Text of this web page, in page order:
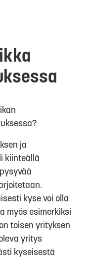
ja
kiinteällä
kyse voi olla
myös esimerkiksi
toisen yrityksen
yritys
kyseisestä